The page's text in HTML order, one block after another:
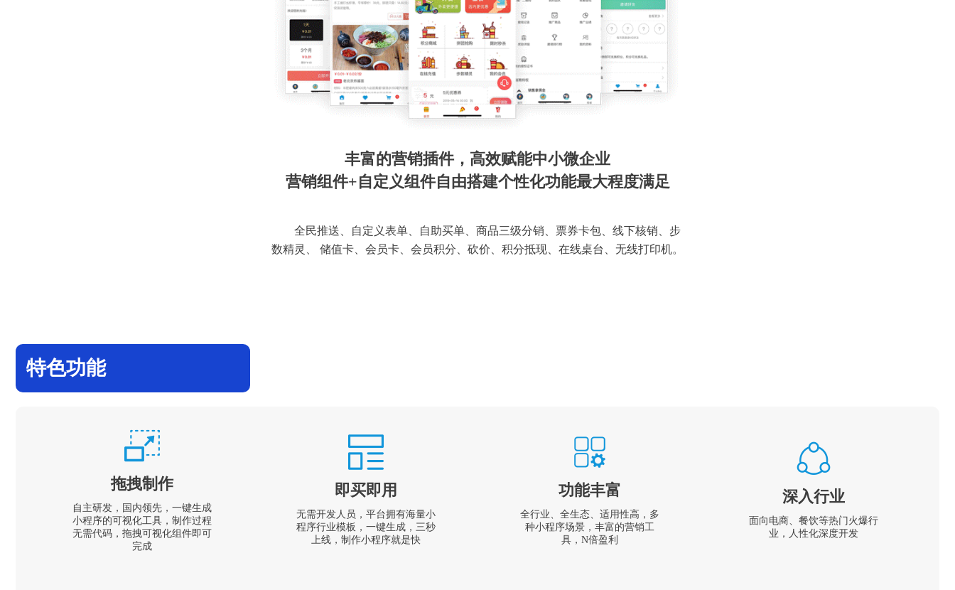
丰富的营销插件，高效赋能中小微企业
营销组件+自定义组件自由搭建个性化功能最大程度满足
全民推送、自定义表单、自助买单、商品三级分销、票券卡包、线下核销、步
数精灵、 储值卡、会员卡、会员积分、砍价、积分抵现、在线桌台、无线打印机。
特色功能
拖拽制作
自主研发，国内领先，一键生成
小程序的可视化工具，制作过程
无需代码，拖拽可视化组件即可
完成
即买即用
无需开发人员，平台拥有海量小
程序行业模板，一键生成，三秒
上线，制作小程序就是快
功能丰富
全行业、全生态、适用性高，多
种小程序场景，丰富的营销工
具，N倍盈利
深入行业
面向电商、餐饮等热门火爆行
业，人性化深度开发